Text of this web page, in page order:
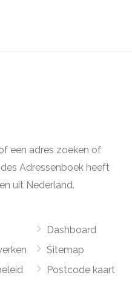
een adres zoeken of
Adressenboek heeft
uit Nederland.
Dashboard
Sitemap
Postcode kaart